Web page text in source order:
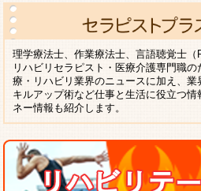
理学療法士、作業療法士、言語聴覚士
リハビリセラピスト・医療介護専門職
療・リハビリ業界のニュースに加え、
キルアップ術など仕事と生活に役立つ
ネー情報も紹介します。